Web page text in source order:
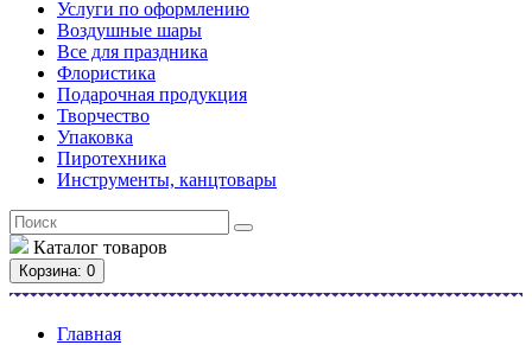
Услуги по оформлению
Воздушные шары
Все для праздника
Флористика
Подарочная продукция
Творчество
Упаковка
Пиротехника
Инструменты, канцтовары
Каталог товаров
Корзина: 0
Главная